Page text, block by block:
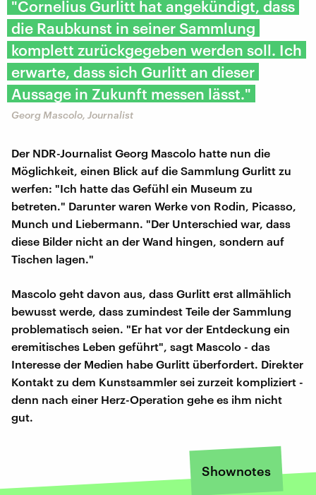
"Cornelius Gurlitt hat angekündigt, dass
die Raubkunst in seiner Sammlung
komplett zurückgegeben werden soll. Ich
erwarte, dass sich Gurlitt an dieser
Aussage in Zukunft messen lässt."
Georg Mascolo, Journalist
Der NDR-Journalist Georg Mascolo hatte nun die
Möglichkeit, einen Blick auf die Sammlung Gurlitt zu
werfen: "Ich hatte das Gefühl ein Museum zu
betreten." Darunter waren Werke von Rodin, Picasso,
Munch und Liebermann. "Der Unterschied war, dass
diese Bilder nicht an der Wand hingen, sondern auf
Tischen lagen."
Mascolo geht davon aus, dass Gurlitt erst allmählich
bewusst werde, dass zumindest Teile der Sammlung
problematisch seien. "Er hat vor der Entdeckung ein
eremitisches Leben geführt", sagt Mascolo - das
Interesse der Medien habe Gurlitt überfordert. Direkter
Kontakt zu dem Kunstsammler sei zurzeit kompliziert -
denn nach einer Herz-Operation gehe es ihm nicht
gut.
Shownotes